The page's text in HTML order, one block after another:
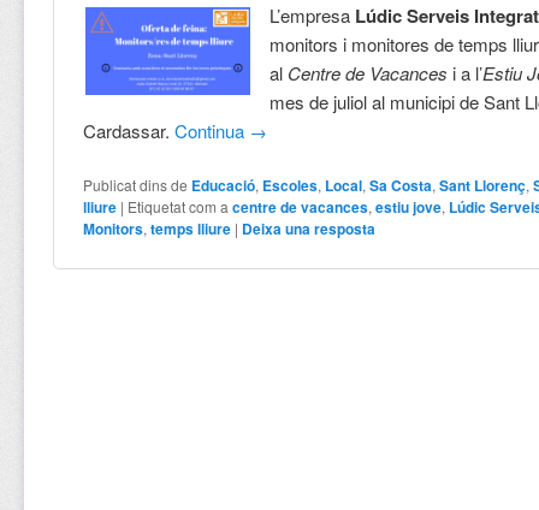
L’empresa Lúdic Serveis
monitors i monitores de temps
al Centre de Vacances i a l’Estiu
mes de juliol al municipi de Sant
Cardassar.Continua →
Publicat dins de Educació, Escoles, Local,Sa Costa,Sant Llorenç,
lliure | Etiquetat com a centre de vacances,estiu jove, Lúdic
Monitors,temps lliure | Deixa una resposta